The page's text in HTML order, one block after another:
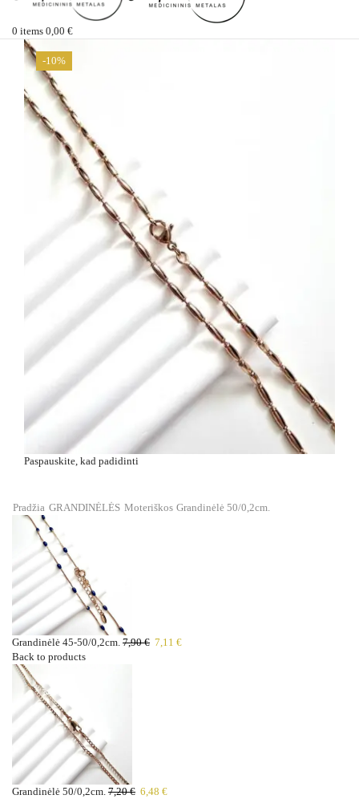
0 items 0,00 €
-10%
Paspauskite, kad padidinti
Pradžia GRANDINĖLĖS Moteriškos Grandinėlė 50/0,2cm.
Grandinėlė 45-50/0,2cm. 7,90€ 7,11 €
Back to products
Grandinėlė 50/0,2cm. 7,20€ 6,48 €